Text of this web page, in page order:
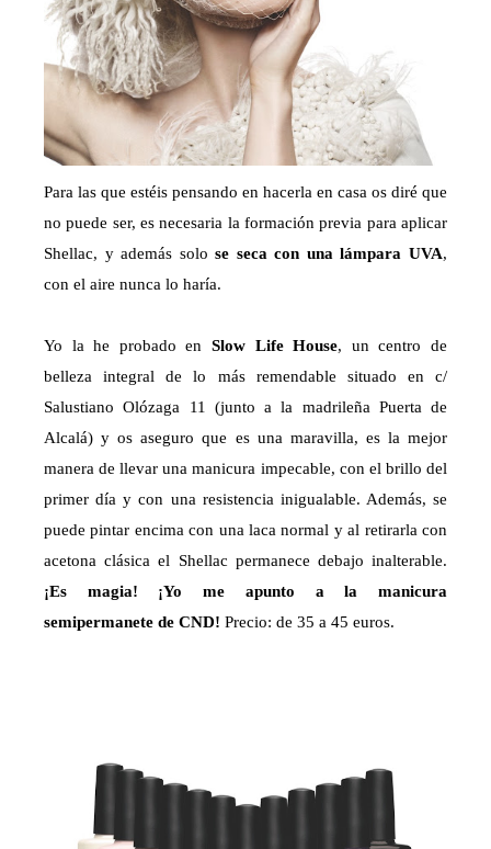
Para las que estéis pensando en hacerla en casa os diré que
no puede ser, es necesaria la formación previa para aplicar
Shellac, y además solose seca con una lámpara UVA,
con el aire nunca lo haría.
Yo la he probado en Slow Life House, un centro de
belleza integral de lo más remendable situado en c/
Salustiano Olózaga 11 (junto a la madrileña Puerta de
Alcalá) y os aseguro que es una maravilla, es la mejor
manera de llevar una manicura impecable, con el brillo del
primer día y con una resistencia inigualable. Además, se
puede pintar encima con una laca normal y al retirarla con
acetona clásica el Shellac permanece debajo inalterable.
¡Es magia!
¡Yo me apunto a la manicura
semipermanete de CND! Precio: de 35 a 45 euros.